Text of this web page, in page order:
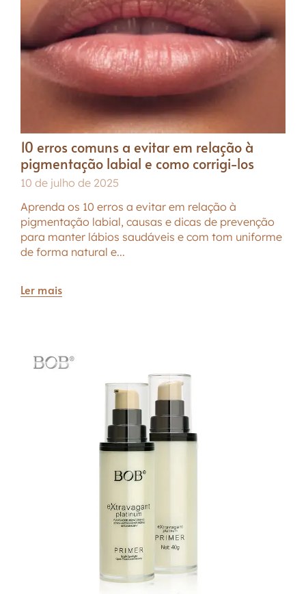
10 erros comuns a evitar em relação à
pigmentação labial e como corrigi-los
10 de julho de 2025
Aprenda os 10 erros a evitar em relação à
pigmentação labial, causas e dicas de prevenção
para manter lábios saudáveis e com tom uniforme
de forma natural e...
Ler mais